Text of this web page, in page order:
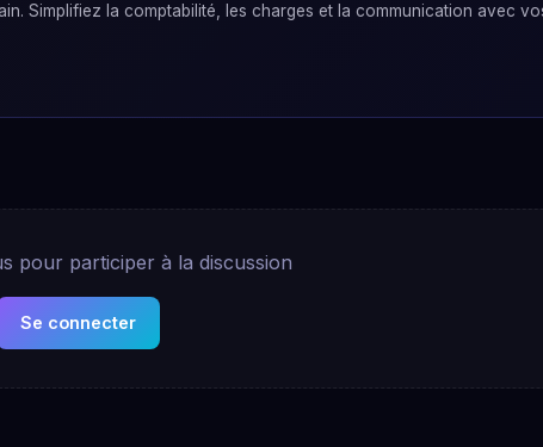
Simplifiez la comptabilité, les charges et la communication avec
pour participer à la discussion
Se connecter